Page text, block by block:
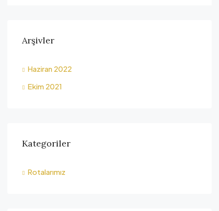
Arşivler
Haziran 2022
Ekim 2021
Kategoriler
Rotalarımız